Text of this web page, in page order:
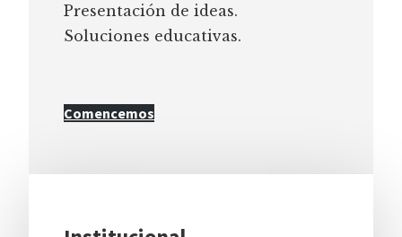
Presentación de ideas.
Soluciones educativas.
Comencemos